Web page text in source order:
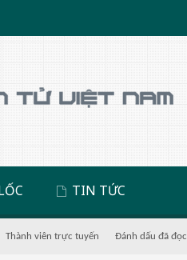
TIN TỨC
Thành viên trực tuyến Đánh dấu đã đọc